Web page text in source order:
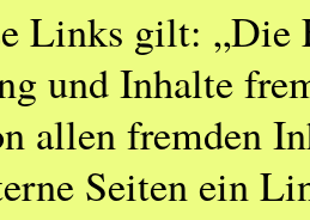
Links gilt:
und Inhalte
allen fremden
Seiten ein